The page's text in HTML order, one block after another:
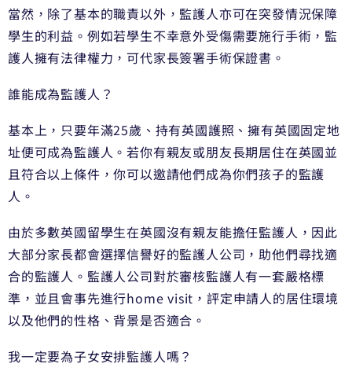
當然，除了基本的職責以外，監護人亦可在突發情況保障
學生的利益。例如若學生不幸意外受傷需要施行手術，監
護人擁有法律權力，可代家長簽署手術保證書。
誰能成為監護人？
基本上，只要年滿25歲、持有英國護照、擁有英國固定地
址便可成為監護人。若你有親友或朋友長期居住在英國並
且符合以上條件，你可以邀請他們成為你們孩子的監護
人。
由於多數英國留學生在英國沒有親友能擔任監護人，因此
大部分家長都會選擇信譽好的監護人公司，助他們尋找適
合的監護人。監護人公司對於審核監護人有一套嚴格標
準，並且會事先進行home visit，評定申請人的居住環境
以及他們的性格、背景是否適合。
我一定要為子女安排監護人嗎？